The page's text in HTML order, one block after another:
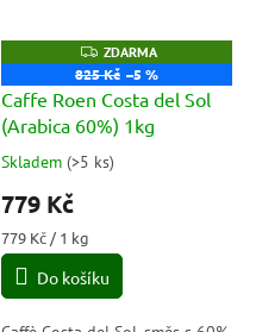
Z
D
A
R
M
A
ZDARMA
825 Kč –5 %
Caffe Roen Costa del Sol
(Arabica 60%) 1kg
Průměrné
hodnocení
produktu
je
5,0
5
hvězdiček.
Skladem (>5 ks)
779 Kč
Měrná
cena:
779 Kč / 1 kg
Do košíku